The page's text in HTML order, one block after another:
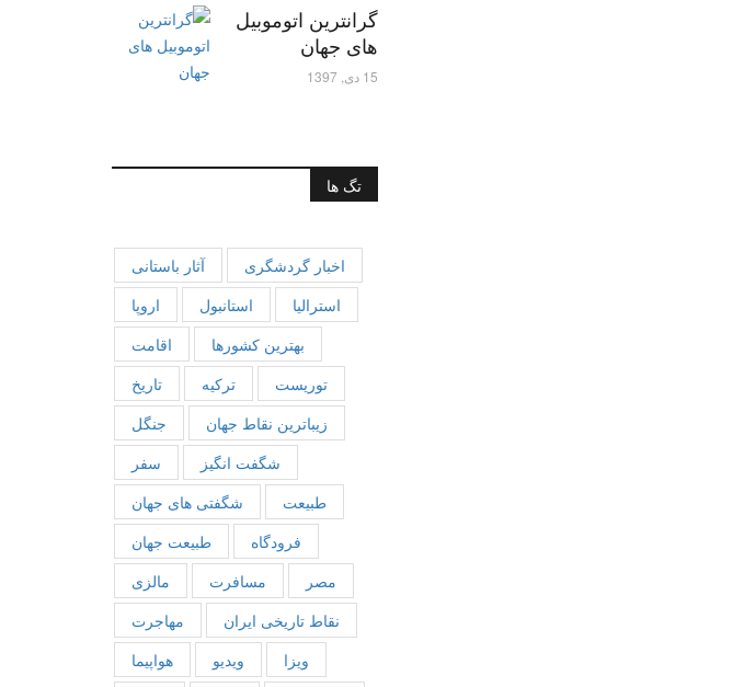
گرانترین اتوموبیل
های جهان
15 دی, 1397
تگ ها
آثار باستانی
اخبار گردشگری
اروپا
استانبول
استرالیا
اقامت
بهترین کشورها
تاریخ
ترکیه
توریست
جنگل
زیباترین نقاط جهان
سفر
شگفت انگیز
شگفتی های جهان
طبیعت
طبیعت جهان
فرودگاه
مالزی
مسافرت
مصر
مهاجرت
نقاط تاریخی ایران
هواپیما
ویدیو
ویزا